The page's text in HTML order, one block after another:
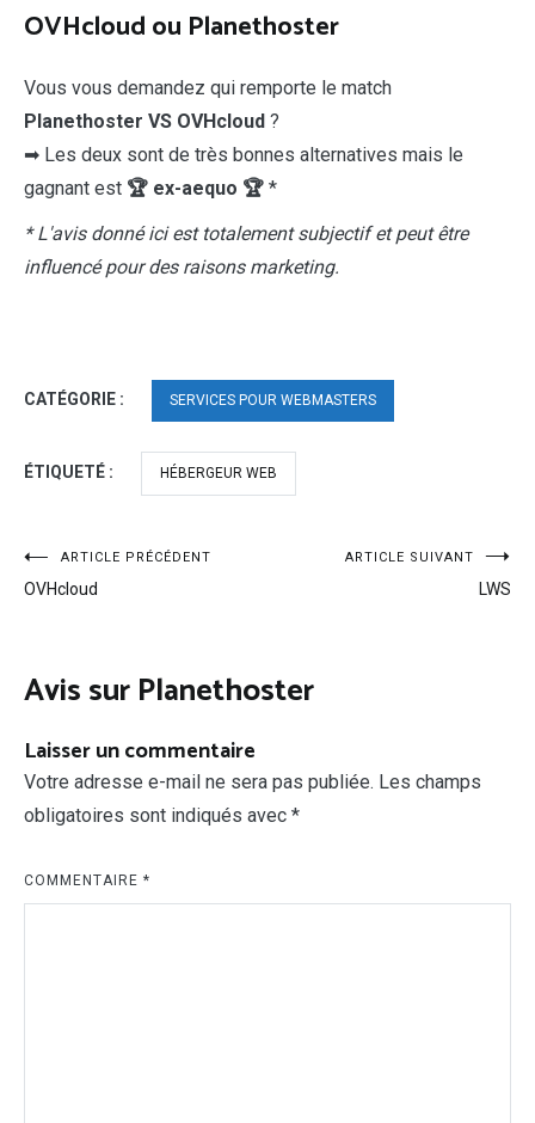
OVHcloud ou Planethoster
Vous vous demandez qui remporte le match
Planethoster VS OVHcloud ?
➡ Les deux sont de très bonnes alternatives mais le
gagnant est 🏆 ex-aequo 🏆 *
* L'avis donné ici est totalement subjectif et peut être
influencé pour des raisons marketing.
CATÉGORIE : SERVICES POUR WEBMASTERS
ÉTIQUETÉ : HÉBERGEUR WEB
Navigation
de
ARTICLE PRÉCÉDENT
OVHcloud
ARTICLE SUIVANT
LWS
Avis sur Planethoster
Laisser un commentaire
Votre adresse e-mail ne sera pas publiée. Les champs
obligatoires sont indiqués avec *
COMMENTAIRE *